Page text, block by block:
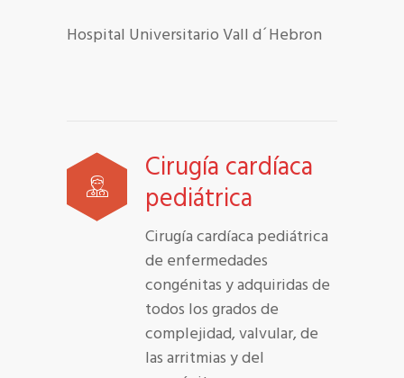
Hospital Universitario Vall d´Hebron
Cirugía cardíaca
pediátrica
Cirugía cardíaca pediátrica
de enfermedades
congénitas y adquiridas de
todos los grados de
complejidad, valvular, de
las arritmias y del